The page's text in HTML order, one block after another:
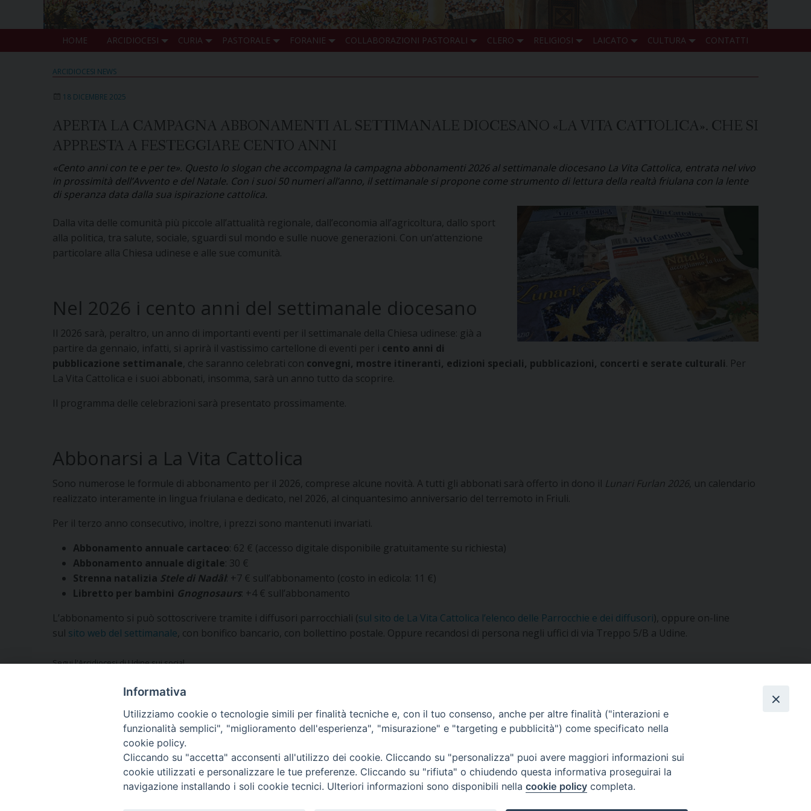
HOME ARCIDIOCESI CURIA PASTORALE FORANIE COLLABORAZIONI PASTORALI CLERO RELIGIOSI LAICATO CULTURA CONTATTI
ARCIDIOCESI NEWS
18 DICEMBRE 2025
APERTA LA CAMPAGNA ABBONAMENTI AL SETTIMANALE DIOCESANO «LA VITA CATTOLICA». CHE SI
APPRESTA A FESTEGGIARE CENTO ANNI
«Cento anni con te e per te». Questo lo slogan che accompagna la campagna abbonamenti 2026 al settimanale diocesano La Vita Cattolica, entrata nel vivo
in prossimità dell’Avvento e del Natale. Con i suoi 50 numeri all’anno, il settimanale si propone come strumento di lettura della realtà friulana con la lente
di speranza data dalla sua ispirazione cattolica.
Dalla vita delle comunità più piccole all’attualità regionale, dall’economia all’agricoltura, dallo sport
alla politica, tra salute, sociale, sguardi sul mondo e sulle nuove generazioni. Con un’attenzione
particolare alla Chiesa udinese e alle sue comunità.
Nel 2026 i cento anni del settimanale diocesano
Il 2026 sarà, peraltro, un anno di importanti eventi per il settimanale della Chiesa udinese: già a
partire da gennaio, infatti, si aprirà il vastissimo cartellone di eventi per i cento anni di
pubblicazione settimanale, che saranno celebrati con convegni, mostre itineranti, edizioni speciali, pubblicazioni, concerti e serate culturali. Per
La Vita Cattolica e i suoi abbonati, insomma, sarà un anno tutto da scoprire.
Il programma delle celebrazioni sarà presentato prossimamente.
Abbonarsi a La Vita Cattolica
Sono numerose le formule di abbonamento per il 2026, comprese alcune novità. A tutti gli abbonati sarà offerto in dono il Lunari Furlan 2026, un calendario
realizzato interamente in lingua friulana e dedicato, nel 2026, al cinquantesimo anniversario del terremoto in Friuli.
Per il terzo anno consecutivo, inoltre, i prezzi sono mantenuti invariati.
Abbonamento annuale cartaceo: 62 € (accesso digitale disponibile gratuitamente su richiesta)
Abbonamento annuale digitale: 30 €
Strenna natalizia Stele di Nadâl: +7 € sull’abbonamento (costo in edicola: 11 €)
Libretto per bambini Gnognosaurs: +4 € sull’abbonamento
L’abbonamento si può sottoscrivere tramite i diffusori parrocchiali (sul sito de La Vita Cattolica l’elenco delle Parrocchie e dei diffusori), oppure on-line
sul sito web del settimanale, con bonifico bancario, con bollettino postale. Oppure recandosi di persona negli uffici di via Treppo 5/B a Udine.
Segui l'Arcidiocesi di Udine sui social
Vuoi condividere questo articolo?
Informativa
Utilizziamo cookie o tecnologie simili per finalità tecniche e, con il tuo consenso, anche per altre finalità ("interazioni e
funzionalità semplici", "miglioramento dell'esperienza", "misurazione" e "targeting e pubblicità") come specificato nella
cookie policy.
Cliccando su "accetta" acconsenti all'utilizzo dei cookie. Cliccando su "personalizza" puoi avere maggiori informazioni sui
cookie utilizzati e personalizzare le tue preferenze. Cliccando su "rifiuta" o chiudendo questa informativa proseguirai la
navigazione installando i soli cookie tecnici. Ulteriori informazioni sono disponibili nella cookie policy completa.